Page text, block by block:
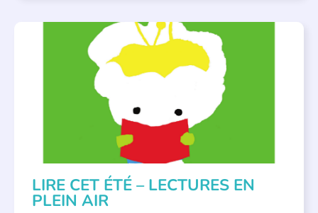
BIBLIOTHÈQUES ÉVÉNEMENTS , LECTURE INDIVIDUALISÉE
LITTÉRATURE JEUNESSE
LIRE CET ÉTÉ – LECTURES EN
PLEIN AIR